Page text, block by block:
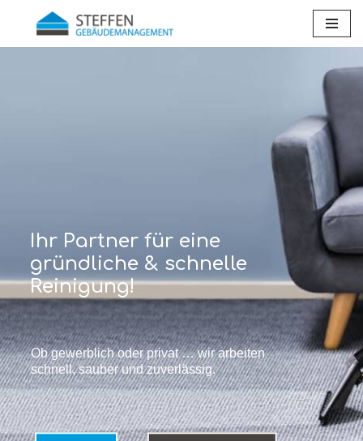
Zum
Ihr Partner für eine
gründliche & schnelle
Reinigung!
Ob gewerblich oder privat … wir arbeiten
schnell, sauber und zuverlässig.